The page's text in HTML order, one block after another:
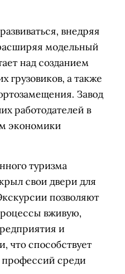
внедряя
модельный
над созданием
грузовиков, а также
Завод
работодателей в
экономики
туризма
свои двери для
позволяют
вживую,
и
что способствует
среди